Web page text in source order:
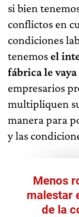
si bien
conflictos en
condiciones
tenemos el
fábrica le
empresarios
multipliquen
manera para
y las
Menos
malestar
de la